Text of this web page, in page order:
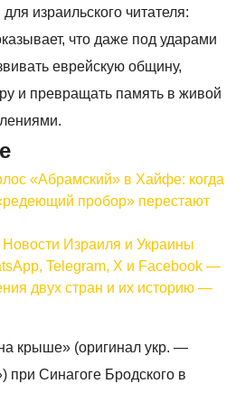
израильского читателя:
что даже под ударами
еврейскую общину,
и превращать память в живой
«Абрaмский» в Хайфе: когда
пробор» перестают
Новости Израиля и Украины
Telegram, X и Facebook —
двух стран и их историю —
крыше» (оригинал укр. —
при Синагоге Бродского в